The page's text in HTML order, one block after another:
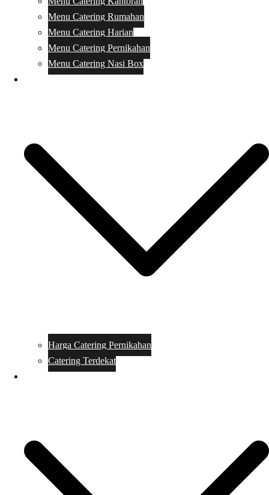
Menu Catering Rumahan
Menu Catering Harian
Menu Catering Pernikahan
Menu Catering Nasi Box
Harga Catering Pernikahan
Catering Terdekat